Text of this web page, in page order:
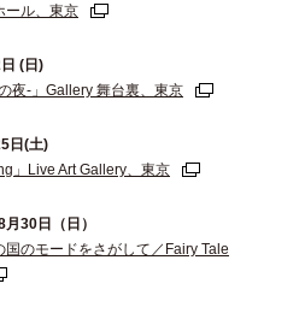
ール、東京
(日)
夜-」Gallery 舞台裏、東京
日(土)
」Live Art Gallery、東京
30⽇（⽇）
のモードをさがして／Fairy Tale